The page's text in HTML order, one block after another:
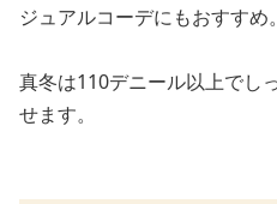
ジュアルコーデにもおすすめ。
真冬は110デニール以上でし
せます。